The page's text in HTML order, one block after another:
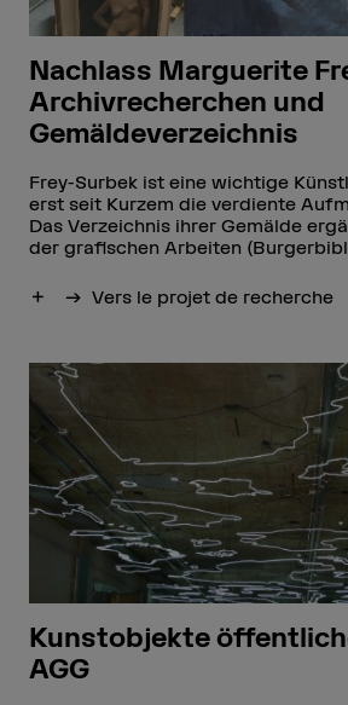
Nachlass Marguerite
Archivrecherchen und
Gemäldeverzeichnis
Frey-Surbek ist eine wichtige
erst seit Kurzem die verdiente
Das Verzeichnis ihrer Gemälde
der grafischen Arbeiten
Afficher plus
Vers le projet de recherche
Kunstobjekte
AGG